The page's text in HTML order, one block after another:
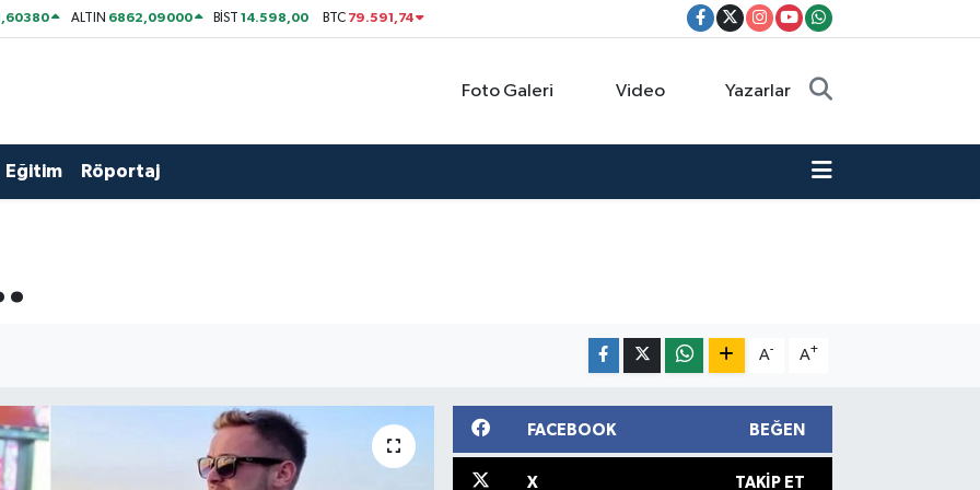
ALTIN 6862,09000 BİST14.598,00 BTC 79.591,74
Foto Galeri Video Yazarlar
Eğitim Röportaj
A- A+
FACEBOOK BEĞEN
X TAKIP ET